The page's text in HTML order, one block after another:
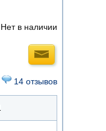
Нет в наличии
14 отзывов